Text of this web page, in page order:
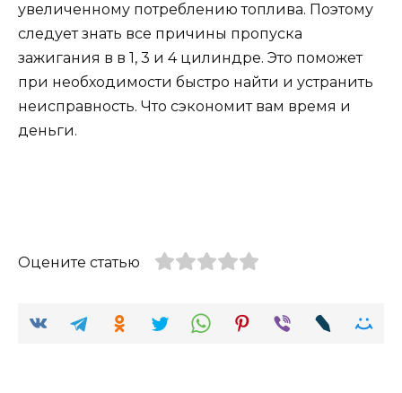
увеличенному потреблению топлива. Поэтому
следует знать все причины пропуска
зажигания в в 1, 3 и 4 цилиндре. Это поможет
при необходимости быстро найти и устранить
неисправность. Что сэкономит вам время и
деньги.
Оцените статью